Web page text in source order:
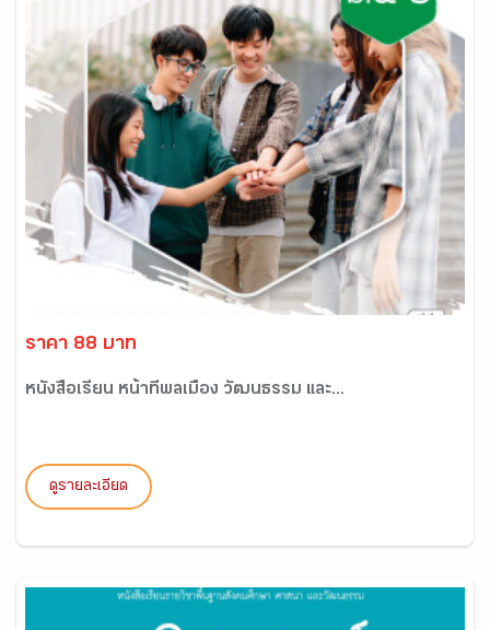
ราคา 88 บาท
หนังสือเรียน หน้าที่พลเมือง วัฒนธรรม และ...
ดูรายละเอียด